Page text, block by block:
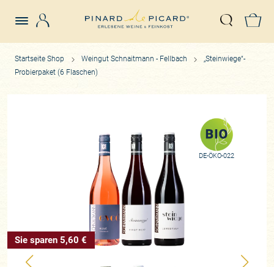
Suche
Startseite Shop Weingut Schnaitmann - Fellbach
„Steinwiege“-
Probierpaket (6 Flaschen)
DE-ÖKO-022
Sie sparen 5,60 €